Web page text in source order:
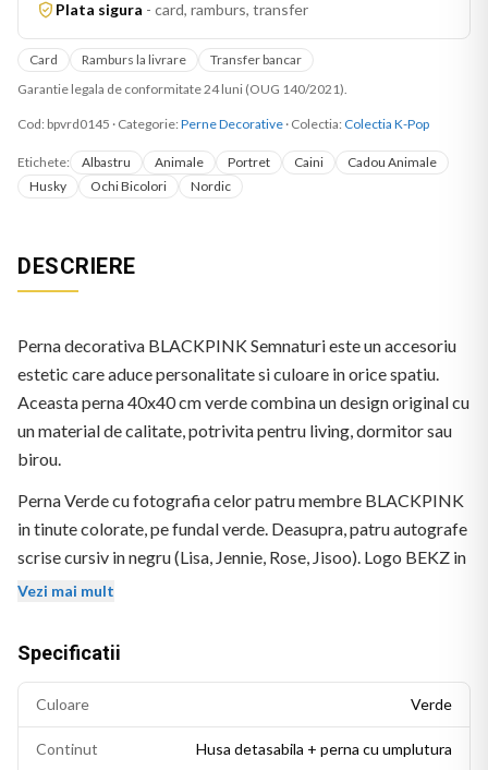
Plata sigura - card, ramburs, transfer
Card Ramburs la livrare
Transfer bancar
Garantie legala de conformitate 24 luni (OUG 140/2021).
Cod: bpvrd0145 · Categorie: Perne Decorative · Colectia: Colectia K-Pop
Etichete: Albastru Animale Portret Caini
Cadou Animale
Husky
Ochi Bicolori Nordic
DESCRIERE
Perna decorativa BLACKPINK Semnaturi este un accesoriu
estetic care aduce personalitate si culoare in orice spatiu.
Aceasta perna 40x40 cm verde combina un design original cu
un material de calitate, potrivita pentru living, dormitor sau
birou.
Perna Verde cu fotografia celor patru membre BLACKPINK
in tinute colorate, pe fundal verde. Deasupra, patru autografe
scrise cursiv in negru (Lisa, Jennie, Rose, Jisoo). Logo BEKZ in
coltul stanga-jos.
Vezi mai mult
Specificatii
Culoare Verde
Continut Husa detasabila + perna cu umplutura